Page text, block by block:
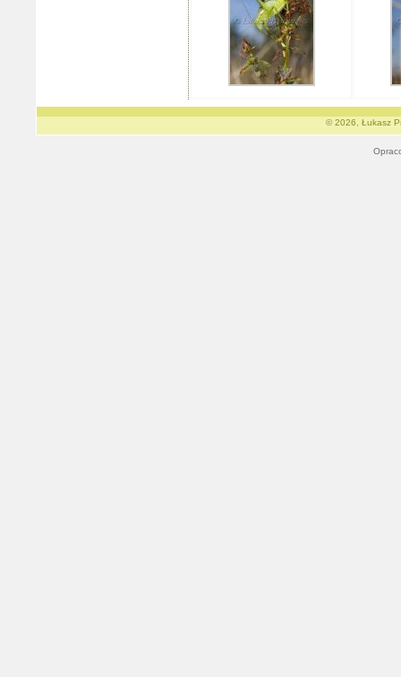
© 2026, Łukasz